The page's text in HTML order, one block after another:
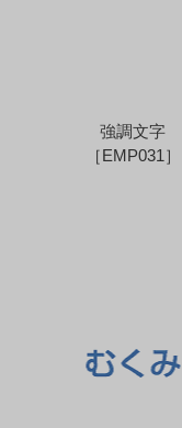
強調文字
［EMP031］